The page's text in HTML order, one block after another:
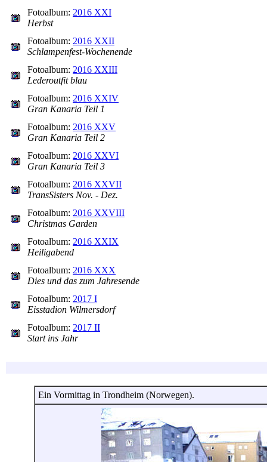
Fotoalbum: 2016 XXI
Herbst
Fotoalbum: 2016 XXII
Schlampenfest-Wochenende
Fotoalbum: 2016 XXIII
Lederoutfit blau
Fotoalbum: 2016 XXIV
Gran Kanaria Teil 1
Fotoalbum: 2016 XXV
Gran Kanaria Teil 2
Fotoalbum: 2016 XXVI
Gran Kanaria Teil 3
Fotoalbum: 2016 XXVII
TransSisters Nov. - Dez.
Fotoalbum: 2016 XXVIII
Christmas Garden
Fotoalbum: 2016 XXIX
Heiligabend
Fotoalbum: 2016 XXX
Dies und das zum Jahresende
Fotoalbum: 2017 I
Eisstadion Wilmersdorf
Fotoalbum: 2017 II
Start ins Jahr
Ein Vormittag in Trondheim (Norwegen).